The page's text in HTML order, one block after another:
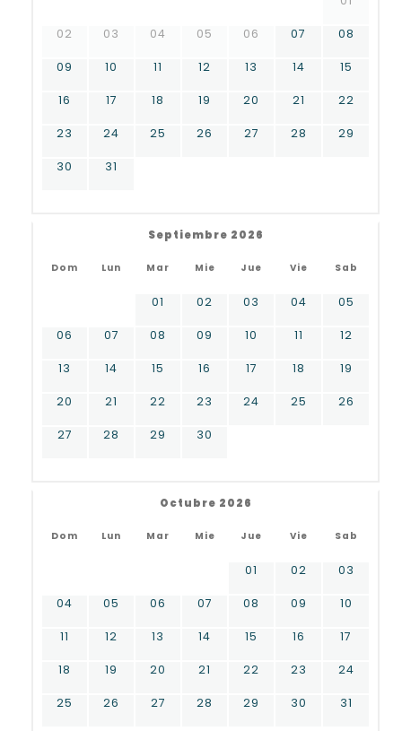
02 03 04 05 06 07 08
09 10 11 12 13 14 15
16 17 18 19 20 21 22
23 24 25 26 27 28 29
30 31
Septiembre 2026
Dom Lun Mar Mie Jue Vie Sab
01 02 03 04 05
06 07 08 09 10 11 12
13 14 15 16 17 18 19
20 21 22 23 24 25 26
27 28 29 30
Octubre 2026
Dom Lun Mar Mie Jue Vie Sab
01 02 03
04 05 06 07 08 09 10
11 12 13 14 15 16 17
18 19 20 21 22 23 24
25 26 27 28 29 30 31